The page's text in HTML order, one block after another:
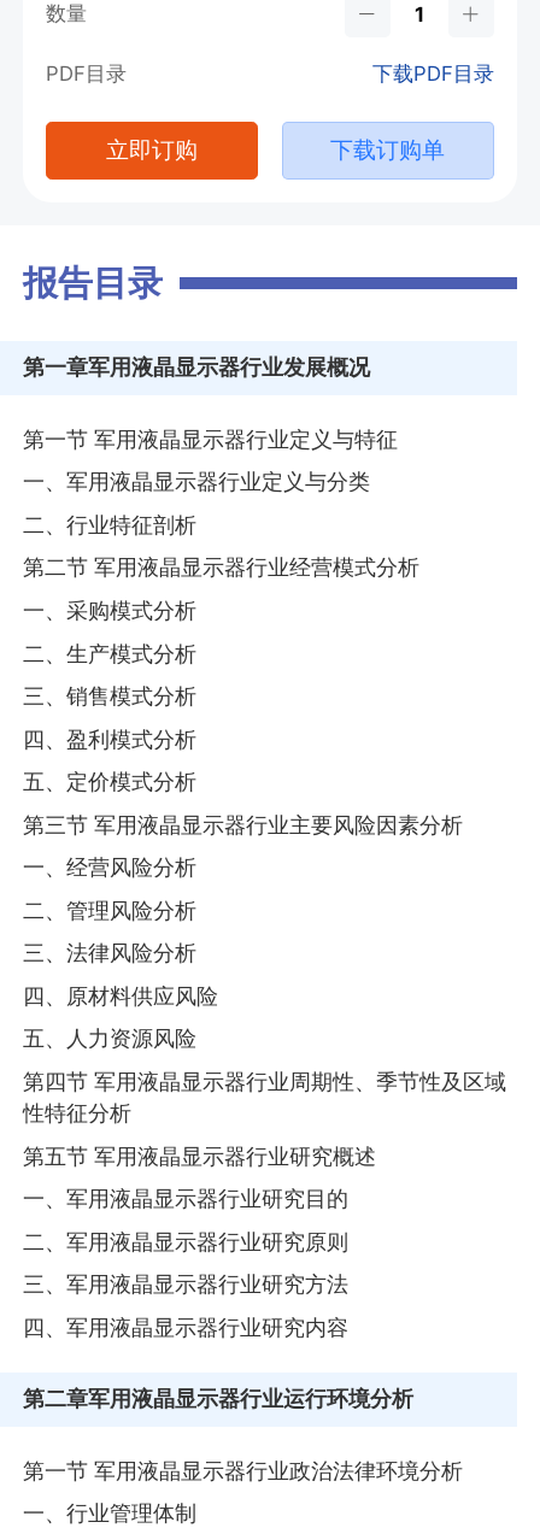
数量
PDF目录 下载PDF目录
立即订购 下载订购单
报告目录
第一章军用液晶显示器行业发展概况
第一节 军用液晶显示器行业定义与特征
一、军用液晶显示器行业定义与分类
二、行业特征剖析
第二节 军用液晶显示器行业经营模式分析
一、采购模式分析
二、生产模式分析
三、销售模式分析
四、盈利模式分析
五、定价模式分析
第三节 军用液晶显示器行业主要风险因素分析
一、经营风险分析
二、管理风险分析
三、法律风险分析
四、原材料供应风险
五、人力资源风险
第四节 军用液晶显示器行业周期性、季节性及区域
性特征分析
第五节 军用液晶显示器行业研究概述
一、军用液晶显示器行业研究目的
二、军用液晶显示器行业研究原则
三、军用液晶显示器行业研究方法
四、军用液晶显示器行业研究内容
第二章军用液晶显示器行业运行环境分析
第一节 军用液晶显示器行业政治法律环境分析
一、行业管理体制